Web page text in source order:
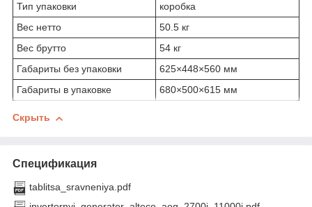
Тип упаковки
коробка
Вес нетто
50.5 кг
Вес брутто
54 кг
Габариты без упаковки
625×448×560 мм
Габариты в упаковке
680×500×615 мм
Скрыть
Спецификация
tablitsa_sravneniya.pdf